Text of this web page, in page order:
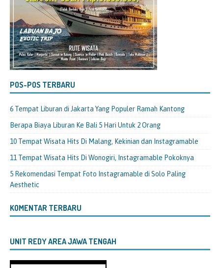
POS-POS TERBARU
6 Tempat Liburan di Jakarta Yang Populer Ramah Kantong
Berapa Biaya Liburan Ke Bali 5 Hari Untuk 2 Orang
10 Tempat Wisata Hits Di Malang, Kekinian dan Instagramable
11 Tempat Wisata Hits Di Wonogiri, Instagramable Pokoknya
5 Rekomendasi Tempat Foto Instagramable di Solo Paling
Aesthetic
KOMENTAR TERBARU
UNIT REDY AREA JAWA TENGAH